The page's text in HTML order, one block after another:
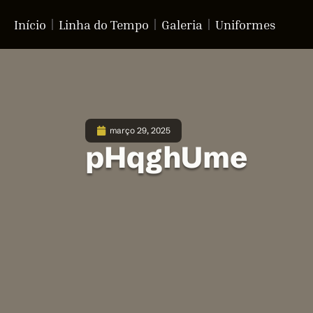
Início Linha do Tempo Galeria Uniformes
março 29, 2025
pHqghUme